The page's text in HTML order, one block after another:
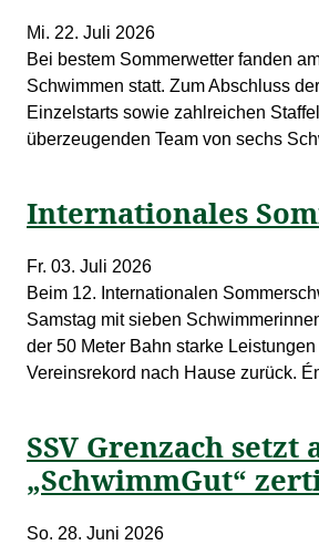
Mi. 22. Juli 2026
Bei bestem Sommerwetter fanden
Schwimmen statt. Zum Abschluss
Einzelstarts sowie zahlreichen
überzeugenden Team von sechs
Internationales
Fr. 03. Juli 2026
Beim 12. Internationalen
Samstag mit sieben
der 50 Meter Bahn starke
Vereinsrekord nach Hause zurück.
SSV Grenzach
„SchwimmGut“
So. 28. Juni 2026